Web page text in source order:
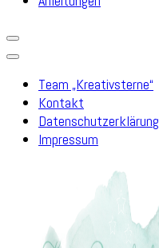
Team „Kreativsterne“
Kontakt
Datenschutzerklärung
Impressum